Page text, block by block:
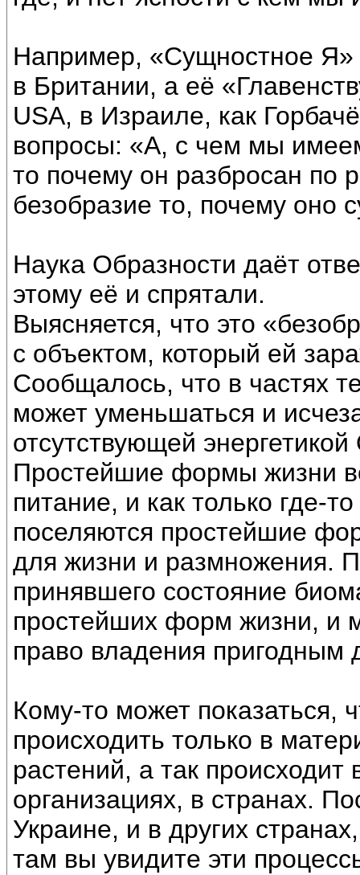
Например, «Сущностное Я»
в Британии, а её
USА, в Израиле, как
вопросы: «А, с чем мы
то почему он разбросан по
безобразие то, почему оно
Наука Образности даёт
этому её и спрятали.
Выясняется, что это
с объектом, который ей
Сообщалось, что в частях
может уменьшаться и
отсутствующей
Простейшие формы жизни
питание, и как только где-
поселяются простейшие
для жизни и размножения.
принявшего состояние
простейших форм жизни, и
право владения пригодным
Кому-то может показаться,
происходить только в
растений, а так происходит
организациях, в странах.
Украине, и в других
там вы увидите эти